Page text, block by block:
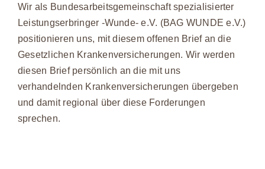
Wir als Bundesarbeitsgemeinschaft spezialisierter
Leistungserbringer -Wunde- e.V. (BAG WUNDE e.V.)
positionieren uns, mit diesem offenen Brief an die
Gesetzlichen Krankenversicherungen. Wir werden
diesen Brief persönlich an die mit uns
verhandelnden Krankenversicherungen übergeben
und damit regional über diese Forderungen
sprechen.